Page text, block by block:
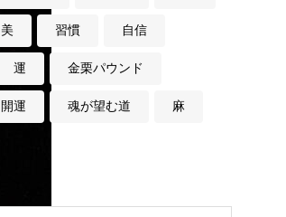
美 習慣 自信
運 金栗パウンド
開運 魂が望む道 麻